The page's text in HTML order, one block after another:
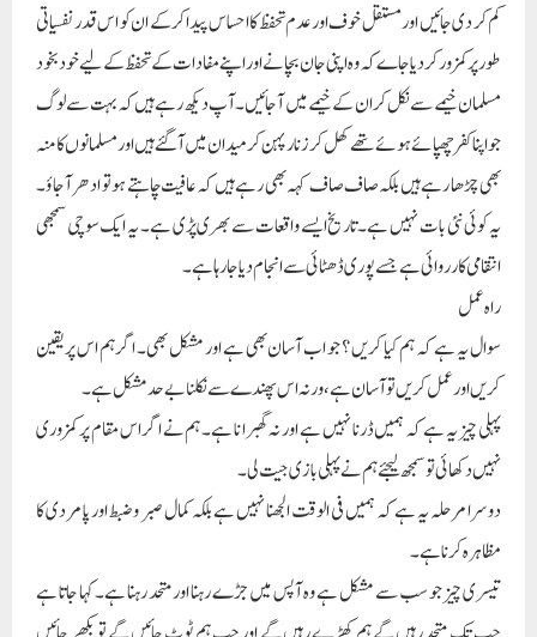
کم کر دی جائیں اور مستقل خوف اور عدم تحفظ کا احساس پیدا کرکے ان کو اس قدر نفسیاتی
طور پر کمزور کر دیا جاے کہ وہ اپنی جان بچانے اور اپنے مفادات کے تحفظ کے لیے خود بخود
مسلمان خیمے سے نکل کر ان کے خیمے میں آجائیں۔ آپ دیکھ رہے ہیں کہ بہت سے لوگ
جو اپنا کفر چھپا ئے ہوئے تھے کھل کر زنار پہن کر میدان میں آگئے ہیں اور مسلمانوں کا منہ
بھی چڑھا رہے ہیں بلکہ صاف صاف کہہ بھی رہے ہیں کہ عافیت چاہتے ہو تو ادھر آجاؤ۔
یہ کوئی نئی بات نہیں ہے۔تاریخ ایسے واقعات سے بھری پڑی ہے۔ یہ ایک سوچی سمجھی
انتقامی کارروائی ہے جسے پوری ڈھٹائی سے انجام دیا جا رہا ہے۔
راہ عمل
سوال یہ ہے کہ ہم کیا کریں ؟ جو اب آسان بھی ہے اور مشکل بھی۔ اگر ہم اس پر یقین
کریں اور عمل کریں تو آسان ہے، ورنہ اس پھندے سے نکلنا بے حد مشکل ہے۔
پہلی چیز یہ ہے کہ ہمیں ڈرنا نہیں ہے اور نہ گھبرا نا ہے۔ ہم نے اگر اس مقام پر کمزوری
نہیں دکھائی تو سمجھ لیجئے ہم نے پہلی بازی جیت لی۔
دوسرا مرحلہ یہ ہے کہ ہمیں فی الوقت الجھنا نہیں ہے بلکہ کمال صبر وضبط اور پا مردی کا
مظاہرہ کر نا ہے۔
تیسری چیز جو سب سے مشکل ہے وہ آپس میں جڑے رہنا اور متحد رہنا ہے۔ کہا جاتا ہے